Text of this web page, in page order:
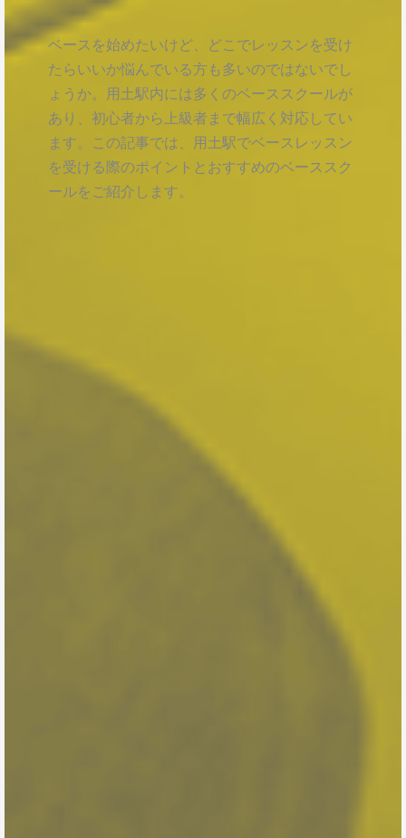
ベースを始めたいけど、どこでレッスンを受け
たらいいか悩んでいる方も多いのではないでし
ょうか。用土駅内には多くのベーススクールが
あり、初心者から上級者まで幅広く対応してい
ます。この記事では、用土駅でベースレッスン
を受ける際のポイントとおすすめのベーススク
ールをご紹介します。